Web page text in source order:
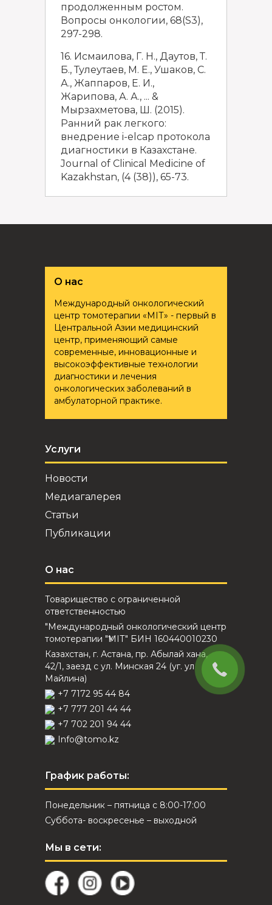
продолженным ростом.
Вопросы онкологии, 68(S3),
297-298.
16. Исмаилова, Г. Н., Даутов, Т.
Б., Тулеутаев, М. Е., Ушаков, С.
А., Жаппаров, Е. И.,
Жарипова, А. А., ... &
Мырзахметова, Ш. (2015).
Ранний рак легкого:
внедрение i-elcap протокола
диагностики в Казахстане.
Journal of Clinical Medicine of
Kazakhstan, (4 (38)), 65-73.
О нас
Международный онкологический
центр томотерапии «ҮМІТ» - первый в
Центральной Азии медицинский
центр, применяющий самые
современные, инновационные и
высокоэффективные технологии
диагностики и лечения
онкологических заболеваний в
амбулаторной практике.
Услуги
Новости
Медиагалерея
Статьи
Публикации
О нас
Товарищество с ограниченной
ответственностью
"Международный онкологический центр
томотерапии "ҮМІТ" БИН 160440010230
Казахстан, г. Астана, пр. Абылай хана,
42/1, заезд с ул. Минская 24 (уг. ул
Майлина)
+7 7172 95 44 84
+7 777 201 44 44
+7 702 201 94 44
Info@tomo.kz
График работы:
Понедельник – пятница с 8:00-17:00
Суббота- воскресенье – выходной
Мы в сети: